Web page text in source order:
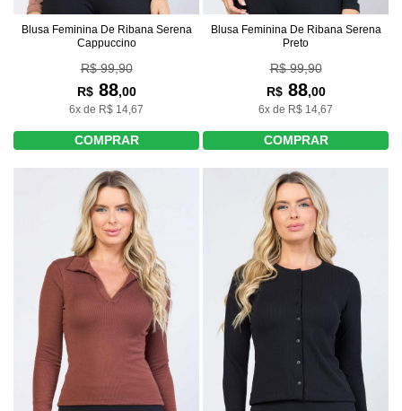
Blusa Feminina De Ribana Serena
Cappuccino
R$ 99,90
R$88,00
6x de R$ 14,67
COMPRAR
Blusa Feminina De Ribana Serena
Preto
R$ 99,90
R$88,00
6x de R$ 14,67
COMPRAR